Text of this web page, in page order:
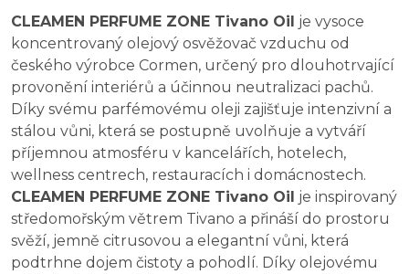
CLEAMEN PERFUME ZONE Tivano Oil je vysoce
koncentrovaný olejový osvěžovač vzduchu od
českého výrobce Cormen, určený pro dlouhotrvající
provonění interiérů a účinnou neutralizaci pachů.
Díky svému parfémovému oleji zajišťuje intenzivní a
stálou vůni, která se postupně uvolňuje a vytváří
příjemnou atmosféru v kancelářích, hotelech,
wellness centrech, restauracích i domácnostech.
CLEAMEN PERFUME ZONE Tivano Oil je inspirovaný
středomořským větrem Tivano a přináší do prostoru
svěží, jemně citrusovou a elegantní vůni, která
podtrhne dojem čistoty a pohodlí. Díky olejovému